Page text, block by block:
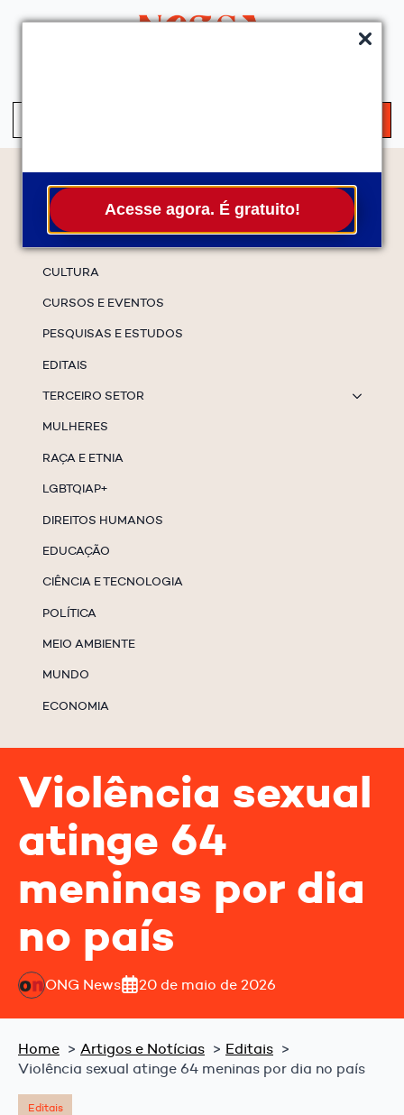
Acesse agora. É gratuito!
Temas
CULTURA
CURSOS E EVENTOS
PESQUISAS E ESTUDOS
EDITAIS
TERCEIRO SETOR
MULHERES
RAÇA E ETNIA
LGBTQIAP+
DIREITOS HUMANOS
EDUCAÇÃO
CIÊNCIA E TECNOLOGIA
POLÍTICA
MEIO AMBIENTE
MUNDO
ECONOMIA
Violência sexual
atinge 64
meninas por dia
no país
ONG News 20 de maio de 2026
Home Artigos e Notícias
Editais
Violência sexual atinge 64 meninas por dia no país
Editais